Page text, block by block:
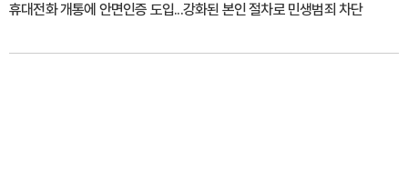
휴대전화 개통에 안면인증 도입...강화된 본인 절차로 민생범죄 차단